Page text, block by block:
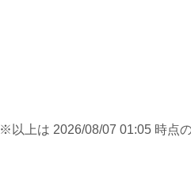
※以上は 2026/08/07 01:05 時点